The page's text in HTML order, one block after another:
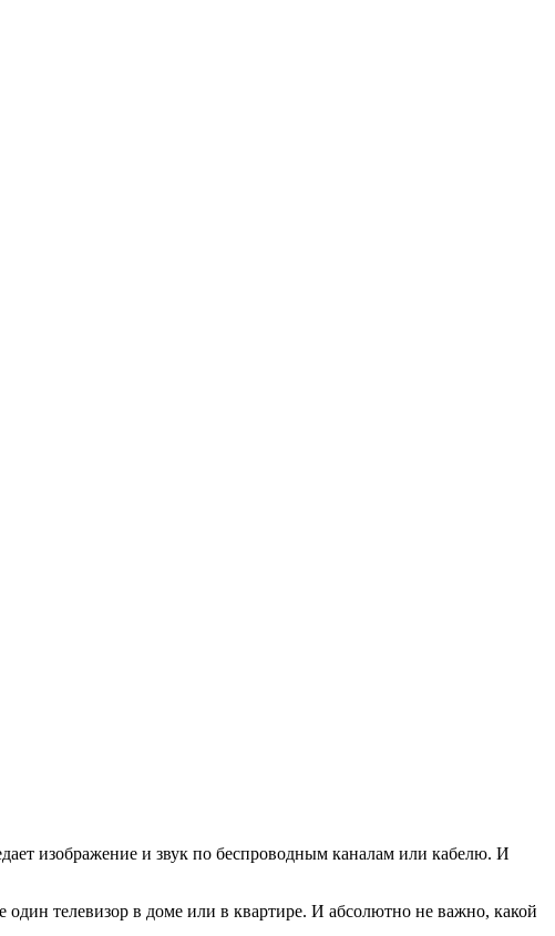
изображение и звук по беспроводным каналам или кабелю. И
один телевизор в доме или в квартире. И абсолютно не важно, какой